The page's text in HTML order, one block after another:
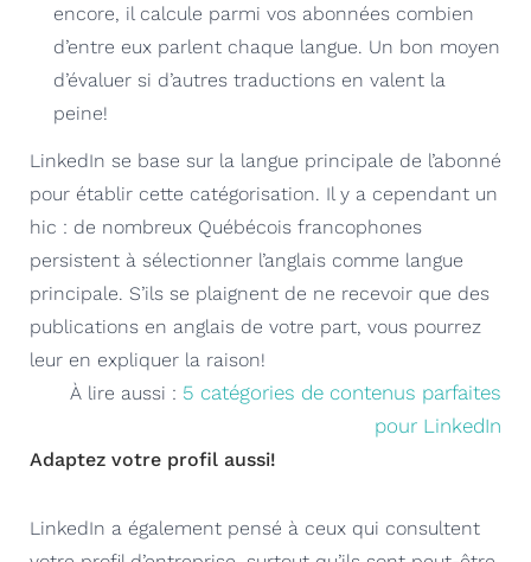
encore, il calcule parmi vos abonnées combien
d’entre eux parlent chaque langue. Un bon moyen
d’évaluer si d’autres traductions en valent la
peine!
LinkedIn se base sur la langue principale de l’abonné
pour établir cette catégorisation. Il y a cependant un
hic : de nombreux Québécois francophones
persistent à sélectionner l’anglais comme langue
principale. S’ils se plaignent de ne recevoir que des
publications en anglais de votre part, vous pourrez
leur en expliquer la raison!
À lire aussi : 5 catégories de contenus parfaites
pour LinkedIn
Adaptez votre profil aussi!
LinkedIn a également pensé à ceux qui consultent